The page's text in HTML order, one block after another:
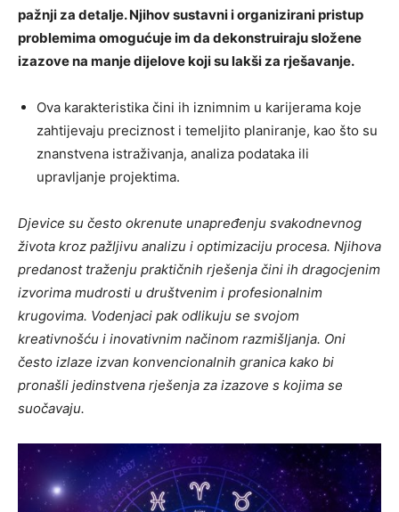
pažnji za detalje. Njihov sustavni i organizirani pristup
problemima omogućuje im da dekonstruiraju složene
izazove na manje dijelove koji su lakši za rješavanje.
Ova karakteristika čini ih iznimnim u karijerama koje
zahtijevaju preciznost i temeljito planiranje, kao što su
znanstvena istraživanja, analiza podataka ili
upravljanje projektima.
Djevice su često okrenute unapređenju svakodnevnog
života kroz pažljivu analizu i optimizaciju procesa. Njihova
predanost traženju praktičnih rješenja čini ih dragocjenim
izvorima mudrosti u društvenim i profesionalnim
krugovima. Vodenjaci pak odlikuju se svojom
kreativnošću i inovativnim načinom razmišljanja. Oni
često izlaze izvan konvencionalnih granica kako bi
pronašli jedinstvena rješenja za izazove s kojima se
suočavaju.